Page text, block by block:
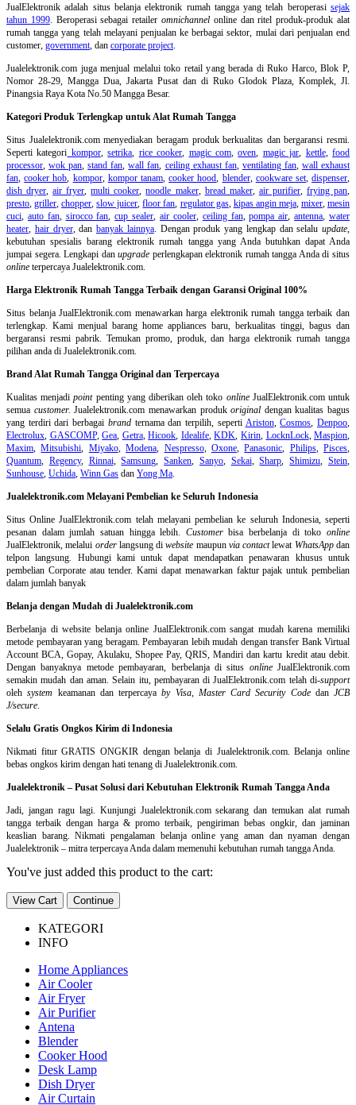
JualElektronik adalah situs belanja elektronik rumah tanggayang telah beroperasisejak
tahun 1999. Beroperasi sebagai retaileromnichannel online dan ritel produk-produk alat
rumah tangga yang telah melayani penjualan ke berbagai sektor, mulai dari penjualan end
customer, government, dan corporate project.
Jualelektronik.com juga menjual melalui toko retail yang berada di Ruko Harco, Blok P,
Nomor 28-29, Mangga Dua, Jakarta Pusat dan di Ruko Glodok Plaza, Komplek, Jl.
Pinangsia Raya Kota No.50 Mangga Besar.
Kategori Produk Terlengkap untuk Alat Rumah Tangga
Situs Jualelektronik.com menyediakan beragam produk berkualitas dan bergaransi resmi.
Seperti kategori kompor,setrika, rice cooker, magic com,oven, magic jar, kettle,food
processor,wok pan,stand fan,wall fan, ceiling exhaust fan, ventilating fan, wall exhaust
fan,cooker hob, kompor, kompor tanam,cooker hood, blender, cookware set,dispenser,
dish dryer,air fryer,multi cooker,noodle maker, bread maker, air purifier, frying pan,
presto,griller,chopper,slow juicer,floor fan, regulator gas, kipas angin meja, mixer,mesin
cuci, auto fan, sirocco fan,cup sealer,air cooler, ceiling fan,pompa air,antenna,water
heater, hair dryer, dan banyak lainnya. Dengan produk yang lengkap dan selalu update,
kebutuhan spesialis barang elektronik rumah tangga yang Anda butuhkan dapat Anda
jumpai segera. Lengkapi danupgrade perlengkapan elektronik rumah tangga Anda di situs
online terpercaya Jualelektronik.com.
Harga Elektronik Rumah Tangga Terbaik dengan Garansi Original 100%
Situs belanjaJualElektronik.com menawarkan harga elektronik rumah tangga terbaik dan
terlengkap. Kami menjual barang home appliances baru, berkualitas tinggi, bagus dan
bergaransi resmi pabrik. Temukan promo, produk, dan harga elektronik rumah tangga
pilihan anda di Jualelektronik.com.
Brand Alat Rumah Tangga Original dan Terpercaya
Kualitas menjadipointpenting yang diberikan oleh toko onlineJualElektronik.com untuk
semua customer. Jualelektronik.com menawarkan produkoriginal dengan kualitas bagus
yang terdiri dari berbagai brandternama dan terpilih, seperti Ariston,Cosmos,Denpoo,
Electrolux, GASCOMP,Gea, Getra,Hicook, Idealife,KDK, Kirin, LocknLock,Maspion,
Maxim,Mitsubishi, Miyako,Modena, Nespresso, Oxone,Panasonic, Philips, Pisces,
Quantum, Regency, Rinnai,Samsung,Sanken, Sanyo, Sekai,Sharp,Shimizu,Stein,
Sunhouse, Uchida, Winn Gas dan Yong Ma.
Jualelektronik.com Melayani Pembelian ke Seluruh Indonesia
Situs Online JualElektronik.com telah melayani pembelian ke seluruh Indonesia, seperti
pesanan dalam jumlah satuan hingga lebih. Customerbisa berbelanja di tokoonline
JualElektronik, melalui orderlangsung diwebsite maupun via contactlewat WhatsAppdan
telpon langsung. Hubungi kami untuk dapat mendapatkan penawaran khusus untuk
pembelian Corporate atau tender. Kami dapat menawarkan faktur pajak untuk pembelian
dalam jumlah banyak
Belanja dengan Mudah di Jualelektronik.com
Berbelanja diwebsite belanja online JualElektronik.com sangat mudah karena memiliki
metode pembayaran yang beragam. Pembayaran lebih mudah dengan transfer Bank Virtual
Account BCA, Gopay, Akulaku, Shopee Pay, QRIS, Mandiri dan kartu kredit atau debit.
Dengan banyaknya metode pembayaran, berbelanja di situs onlineJualElektronik.com
semakin mudah dan aman. Selain itu, pembayaran di JualElektronik.com telah di-support
olehsystem keamanan dan terpercayaby Visa, Master Card Security Codedan JCB
J/secure.
Selalu Gratis Ongkos Kirim di Indonesia
Nikmati fitur GRATIS ONGKIR dengan belanja di Jualelektronik.com. Belanja online
bebas ongkos kirim dengan hati tenang di Jualelektronik.com.
Jualelektronik – Pusat Solusi dari Kebutuhan Elektronik Rumah Tangga Anda
Jadi, jangan ragu lagi. Kunjungi Jualelektronik.com sekarang dan temukan alat rumah
tangga terbaik dengan harga & promo terbaik, pengiriman bebas ongkir, dan jaminan
keaslian barang. Nikmati pengalaman belanja online yang aman dan nyaman dengan
Jualelektronik – mitra terpercaya Anda dalam memenuhi kebutuhan rumah tangga Anda.
You've just added this product to the cart:
View Cart Continue
KATEGORI
INFO
Home Appliances
Air Cooler
Air Fryer
Air Purifier
Antena
Blender
Cooker Hood
Desk Lamp
Dish Dryer
Air Curtain